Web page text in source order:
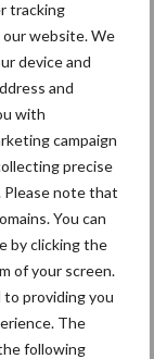
tracking
website. We
device and
and
with
campaign
precise
Please note that
You can
by clicking the
of your screen.
providing you
The
following